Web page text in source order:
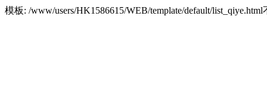
模板: /www/users/HK1586615/WEB/template/default/list_qiye.html